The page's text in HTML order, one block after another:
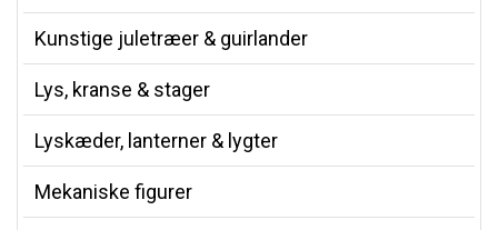
Kunstige juletræer & guirlander
Lys, kranse & stager
Lyskæder, lanterner & lygter
Mekaniske figurer